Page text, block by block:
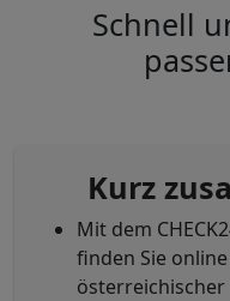
Schnell
Kurz
Mit dem
finden Sie
österreichischer